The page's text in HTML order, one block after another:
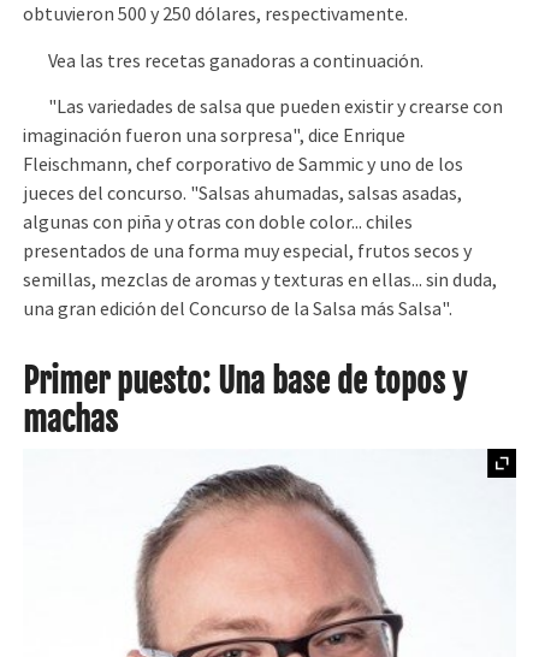
obtuvieron 500 y 250 dólares, respectivamente.
Vea las tres recetas ganadoras a continuación.
"Las variedades de salsa que pueden existir y crearse con
imaginación fueron una sorpresa", dice Enrique
Fleischmann, chef corporativo de Sammic y uno de los
jueces del concurso. "Salsas ahumadas, salsas asadas,
algunas con piña y otras con doble color... chiles
presentados de una forma muy especial, frutos secos y
semillas, mezclas de aromas y texturas en ellas... sin duda,
una gran edición del Concurso de la Salsa más Salsa".
Primer puesto: Una base de topos y
machas